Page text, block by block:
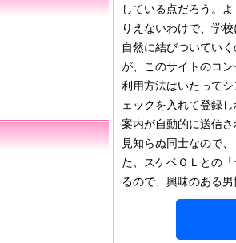
している点だろう。
りえないわけで、学
自然に結びついてい
が、このサイトのコン
利用方法はいたって
ェックを入れて登録
案内が自動的に送信
見知らぬ同士なので
た、スケベＯＬとの
るので、興味のある男